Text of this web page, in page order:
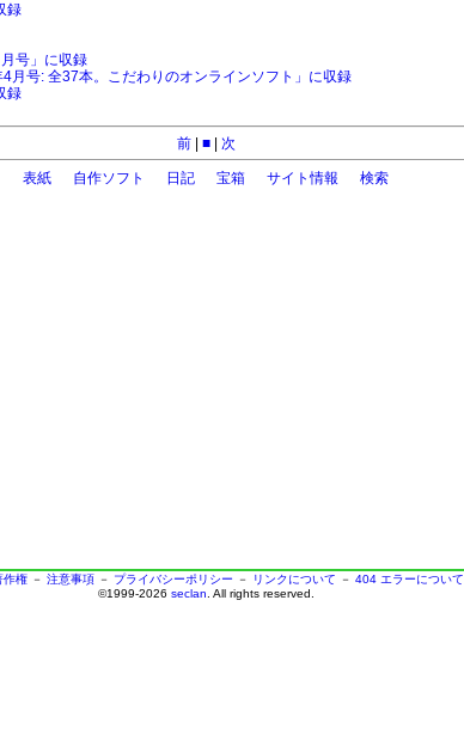
録
号」に収録
月号: 全37本。こだわりのオンラインソフト」に収録
録
前| ■| 次
表紙 自作ソフト 日記 宝箱 サイト情報 検索
作権 － 注意事項 － プライバシーポリシー － リンクについて － 404 エラーについて
©1999-2026 seclan. All rights reserved.